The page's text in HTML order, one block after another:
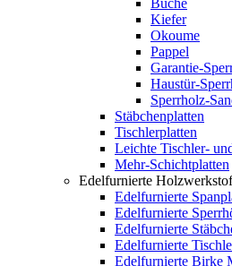
Kiefer
Okoume
Pappel
Garantie-
Haustür-
Sperrholz-
Stäbchenplatten
Tischlerplatten
Leichte Tischler-
Mehr-Schichtplatten
Edelfurnierte
Edelfurnierte
Edelfurnierte
Edelfurnierte
Edelfurnierte
Edelfurnierte Birke